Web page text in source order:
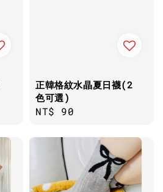
正韓格紋水晶夏日襪(2
色可選)
Regular
NT$ 90